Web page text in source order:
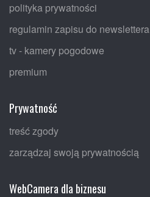
polityka prywatności
regulamin zapisu do newslettera
tv - kamery pogodowe
premium
Prywatność
treść zgody
zarządzaj swoją prywatnością
WebCamera dla biznesu